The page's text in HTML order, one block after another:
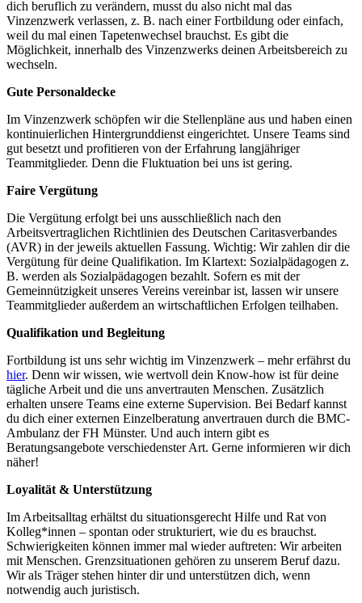
dich beruflich zu verändern, musst du also nicht mal das
Vinzenzwerk verlassen, z. B. nach einer Fortbildung oder einfach,
weil du mal einen Tapetenwechsel brauchst. Es gibt die
Möglichkeit, innerhalb des Vinzenzwerks deinen Arbeitsbereich zu
wechseln.
Gute Personaldecke
Im Vinzenzwerk schöpfen wir die Stellenpläne aus und haben einen
kontinuierlichen Hintergrunddienst eingerichtet. Unsere Teams sind
gut besetzt und profitieren von der Erfahrung langjähriger
Teammitglieder. Denn die Fluktuation bei uns ist gering.
Faire Vergütung
Die Vergütung erfolgt bei uns ausschließlich nach den
Arbeitsvertraglichen Richtlinien des Deutschen Caritasverbandes
(AVR) in der jeweils aktuellen Fassung. Wichtig: Wir zahlen dir die
Vergütung für deine Qualifikation. Im Klartext: Sozialpädagogen z.
B. werden als Sozialpädagogen bezahlt. Sofern es mit der
Gemeinnützigkeit unseres Vereins vereinbar ist, lassen wir unsere
Teammitglieder außerdem an wirtschaftlichen Erfolgen teilhaben.
Qualifikation und Begleitung
Fortbildung ist uns sehr wichtig im Vinzenzwerk – mehr erfährst du
hier. Denn wir wissen, wie wertvoll dein Know-how ist für deine
tägliche Arbeit und die uns anvertrauten Menschen. Zusätzlich
erhalten unsere Teams eine externe Supervision. Bei Bedarf kannst
du dich einer externen Einzelberatung anvertrauen durch die BMC-
Ambulanz der FH Münster. Und auch intern gibt es
Beratungsangebote verschiedenster Art. Gerne informieren wir dich
näher!
Loyalität & Unterstützung
Im Arbeitsalltag erhältst du situationsgerecht Hilfe und Rat von
Kolleg*innen – spontan oder strukturiert, wie du es brauchst.
Schwierigkeiten können immer mal wieder auftreten: Wir arbeiten
mit Menschen. Grenzsituationen gehören zu unserem Beruf dazu.
Wir als Träger stehen hinter dir und unterstützen dich, wenn
notwendig auch juristisch.